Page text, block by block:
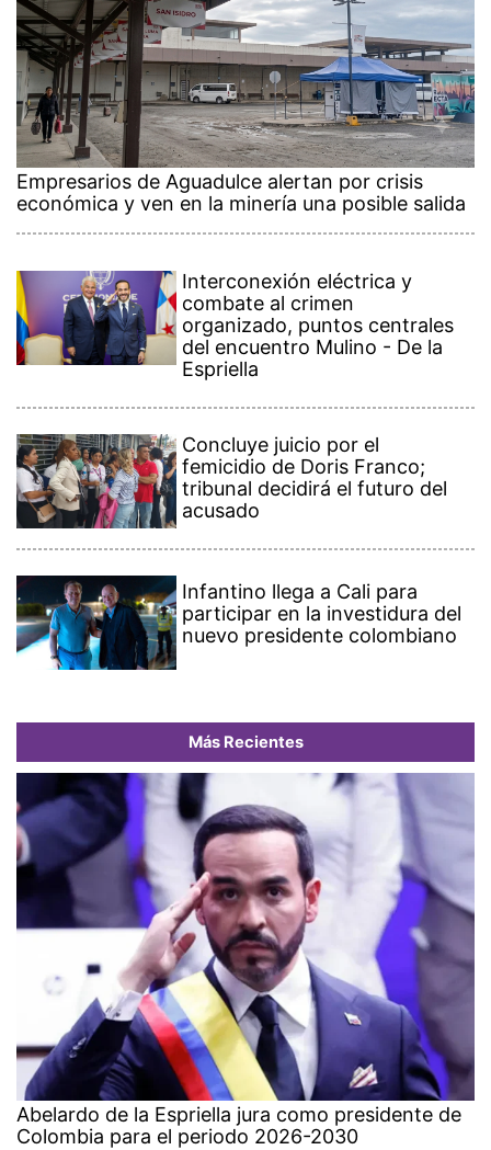
Empresarios de Aguadulce alertan por crisis
económica y ven en la minería una posible salida
Interconexión eléctrica y
combate al crimen
organizado, puntos centrales
del encuentro Mulino - De la
Espriella
Concluye juicio por el
femicidio de Doris Franco;
tribunal decidirá el futuro del
acusado
Infantino llega a Cali para
participar en la investidura del
nuevo presidente colombiano
Más Recientes
Abelardo de la Espriella jura como presidente de
Colombia para el periodo 2026-2030